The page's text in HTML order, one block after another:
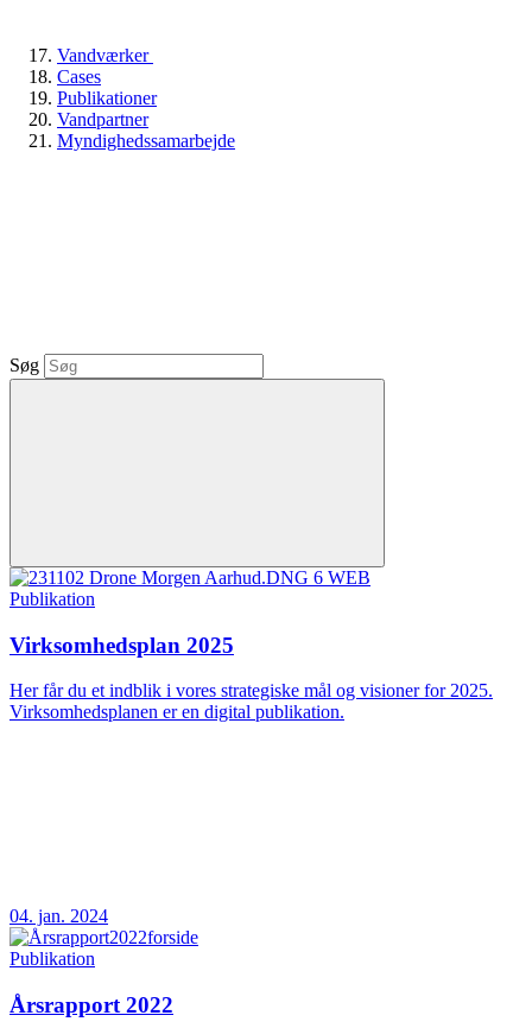
Vandværker
Cases
Publikationer
Vandpartner
Myndighedssamarbejde
Søg
Publikation
Virksomhedsplan 2025
Her får du et indblik i vores strategiske mål og visioner for 2025.
Virksomhedsplanen er en digital publikation.
04. jan. 2024
Publikation
Årsrapport 2022